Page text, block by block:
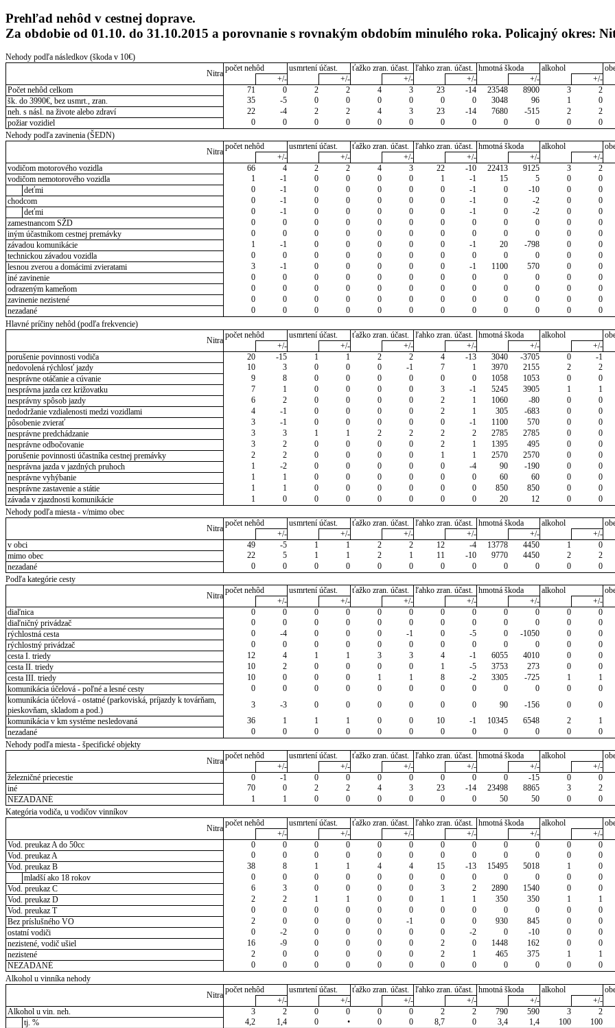
Prehľad nehôd v cestnej doprave.
Za obdobie od 01.10. do 31.10.2015 a porovnanie s rovnakým obdobím minulého roka. Policajný okres:
Nehody podľa následkov (škoda v 10€)
Nitra
počet nehôd usmrtení účast. ťažko zran. účast. ľahko zran. účast. hmotná škoda alkohol
+/-
+/- +/- +/- +/- +/-
Počet nehôd celkom
71 0 2 2 4 3 23 -14 23548 8900 3 2
šk. do 3990€, bez usmrt., zran.
35 -5 0 0 0 0 0 0 3048 96 1 0
neh. s násl. na živote alebo zdraví
22 -4 2 2 4 3 23 -14 7680 -515 2 2
požiar vozidiel
0 0 0 0 0 0 0 0 0 0 0 0
Nehody podľa zavinenia (ŠEDN)
Nitra
počet nehôd usmrtení účast. ťažko zran. účast. ľahko zran. účast. hmotná škoda alkohol
+/-
+/- +/- +/- +/- +/-
vodičom motorového vozidla
66 4 2 2 4 3 22 -10 22413 9125 3 2
vodičom nemotorového vozidla
1 -1 0 0 0 0 1 -1 15 5 0 0
deťmi
0 -1 0 0 0 0 0 -1 0 -10 0 0
chodcom
0 -1 0 0 0 0 0 -1 0 -2 0 0
deťmi
0 -1 0 0 0 0 0 -1 0 -2 0 0
zamestnancom SŽD
0 0 0 0 0 0 0 0 0 0 0 0
iným účastníkom cestnej premávky
0 0 0 0 0 0 0 0 0 0 0 0
závadou komunikácie
1 -1 0 0 0 0 0 -1 20 -798 0 0
technickou závadou vozidla
0 0 0 0 0 0 0 0 0 0 0 0
lesnou zverou a domácimi zvieratami
3 -1 0 0 0 0 0 -1 1100 570 0 0
iné zavinenie
0 0 0 0 0 0 0 0 0 0 0 0
odrazeným kameňom
0 0 0 0 0 0 0 0 0 0 0 0
zavinenie nezistené
0 0 0 0 0 0 0 0 0 0 0 0
nezadané
0 0 0 0 0 0 0 0 0 0 0 0
Hlavné príčiny nehôd (podľa frekvencie)
Nitra
počet nehôd usmrtení účast. ťažko zran. účast. ľahko zran. účast. hmotná škoda alkohol
+/-
+/- +/- +/- +/- +/-
porušenie povinnosti vodiča
20 -15 1 1 2 2 4 -13 3040 -3705 0 -1
nedovolená rýchlosť jazdy
10 3 0 0 0 -1 7 1 3970 2155 2 2
nesprávne otáčanie a cúvanie
9 8 0 0 0 0 0 0 1058 1053 0 0
nesprávna jazda cez križovatku
7 1 0 0 0 0 3 -1 5245 3905 1 1
nesprávny spôsob jazdy
6 2 0 0 0 0 2 1 1060 -80 0 0
nedodržanie vzdialenosti medzi vozidlami
4 -1 0 0 0 0 2 1 305 -683 0 0
pôsobenie zvierať
3 -1 0 0 0 0 0 -1 1100 570 0 0
nesprávne predchádzanie
3 3 1 1 2 2 2 2 2785 2785 0 0
nesprávne odbočovanie
3 2 0 0 0 0 2 1 1395 495 0 0
porušenie povinnosti účastníka cestnej premávky
2 2 0 0 0 0 1 1 2570 2570 0 0
nesprávna jazda v jazdných pruhoch
1 -2 0 0 0 0 0 -4 90 -190 0 0
nesprávne vyhýbanie
1 1 0 0 0 0 0 0 60 60 0 0
nesprávne zastavenie a státie
1 1 0 0 0 0 0 0 850 850 0 0
závada v zjazdnosti komunikácie
1 0 0 0 0 0 0 0 20 12 0 0
Nehody podľa miesta - v/mimo obec
Nitra
počet nehôd usmrtení účast. ťažko zran. účast. ľahko zran. účast. hmotná škoda alkohol
+/-
+/- +/- +/- +/- +/-
v obci
49 -5 1 1 2 2 12 -4 13778 4450 1 0
mimo obec
22 5 1 1 2 1 11 -10 9770 4450 2 2
nezadané
0 0 0 0 0 0 0 0 0 0 0 0
Podľa kategórie cesty
Nitra
počet nehôd usmrtení účast. ťažko zran. účast. ľahko zran. účast. hmotná škoda alkohol
+/-
+/- +/- +/- +/- +/-
diaľnica
0 0 0 0 0 0 0 0 0 0 0 0
diaľničný privádzač
0 0 0 0 0 0 0 0 0 0 0 0
rýchlostná cesta
0 -4 0 0 0 -1 0 -5 0 -1050 0 0
rýchlostný privádzač
0 0 0 0 0 0 0 0 0 0 0 0
cesta I. triedy
12 4 1 1 3 3 4 -1 6055 4010 0 0
cesta II. triedy
10 2 0 0 0 0 1 -5 3753 273 0 0
cesta III. triedy
10 0 0 0 1 1 8 -2 3305 -725 1 1
komunikácia účelová - poľné a lesné cesty
0 0 0 0 0 0 0 0 0 0 0 0
komunikácia účelová - ostatné (parkoviská, príjazdy k továrňam,
pieskovňam, skladom a pod.)
3 -3 0 0 0 0 0 0 90 -156 0 0
komunikácia v km systéme nesledovaná
36 1 1 1 0 0 10 -1 10345 6548 2 1
nezadané
0 0 0 0 0 0 0 0 0 0 0 0
Nehody podľa miesta - špecifické objekty
Nitra
počet nehôd usmrtení účast. ťažko zran. účast. ľahko zran. účast. hmotná škoda alkohol
+/-
+/- +/- +/- +/- +/-
železničné priecestie
0 -1 0 0 0 0 0 0 0 -15 0 0
iné
70 0 2 2 4 3 23 -14 23498 8865 3 2
NEZADANÉ
1 1 0 0 0 0 0 0 50 50 0 0
Kategória vodiča, u vodičov vinníkov
Nitra
počet nehôd usmrtení účast. ťažko zran. účast. ľahko zran. účast. hmotná škoda alkohol
+/-
+/- +/- +/- +/- +/-
Vod. preukaz A do 50cc
0 0 0 0 0 0 0 0 0 0 0 0
Vod. preukaz A
0 0 0 0 0 0 0 0 0 0 0 0
Vod. preukaz B
38 8 1 1 4 4 15 -13 15495 5018 1 0
mladší ako 18 rokov
0 0 0 0 0 0 0 0 0 0 0 0
Vod. preukaz C
6 3 0 0 0 0 3 2 2890 1540 0 0
Vod. preukaz D
2 2 1 1 0 0 1 1 350 350 1 1
Vod. preukaz T
0 0 0 0 0 0 0 0 0 0 0 0
Bez príslušného VO
2 0 0 0 0 -1 0 0 930 845 0 0
ostatní vodiči
0 -2 0 0 0 0 0 -2 0 -10 0 0
nezistené, vodič ušiel
16 -9 0 0 0 0 2 0 1448 162 0 0
nezistené
2 0 0 0 0 0 2 1 465 375 1 1
NEZADANÉ
0 0 0 0 0 0 0 0 0 0 0 0
Alkohol u vinníka nehody
Nitra
počet nehôd usmrtení účast. ťažko zran. účast. ľahko zran. účast. hmotná škoda alkohol
+/-
+/- +/- +/- +/- +/-
Alkohol u vin. neh.
3 2 0 0 0 0 2 2 790 590 3 2
tj. %
4,2 1,4 0 • 0 0 8,7 0 3,4 1,4 100 100